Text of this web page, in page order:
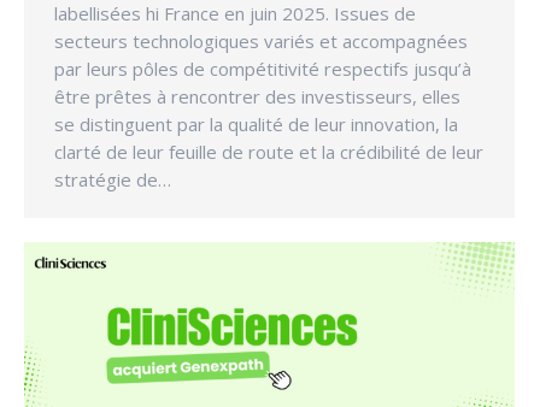
labellisées hi France en juin 2025. Issues de
secteurs technologiques variés et accompagnées
par leurs pôles de compétitivité respectifs jusqu’à
être prêtes à rencontrer des investisseurs, elles
se distinguent par la qualité de leur innovation, la
clarté de leur feuille de route et la crédibilité de leur
stratégie de…